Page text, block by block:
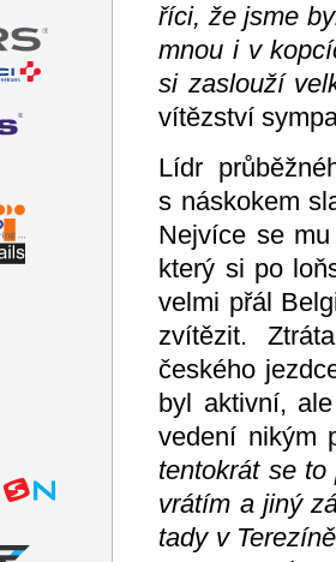
říci, že jsme
mnou i v
si zaslouží
vítězství
Lídr
s náskokem
Nejvíce se
který si po
velmi přál
zvítězit.
českého
byl aktivní,
vedení nikým
tentokrát se
vrátím a jiný
tady v